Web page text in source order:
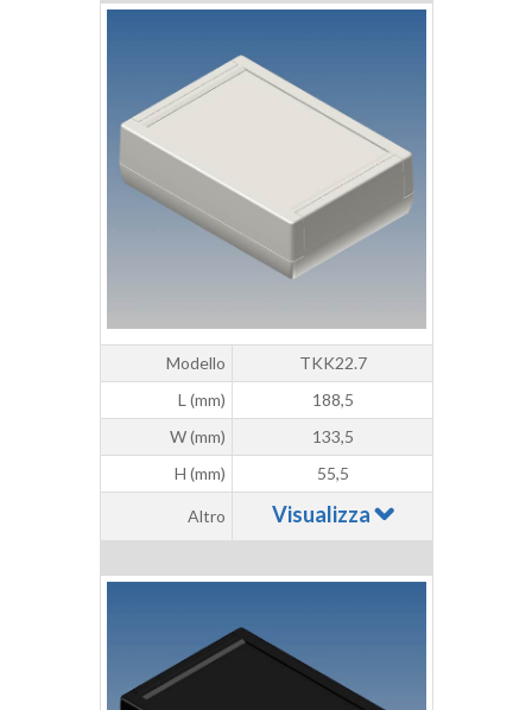
Modello
TKK22.7
L (mm)
188,5
W (mm)
133,5
H (mm)
55,5
Altro Visualizza